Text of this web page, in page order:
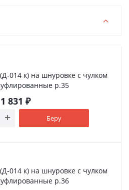
014 к) на шнуровке с чулком
р.35
1 831 ₽
Беру
014 к) на шнуровке с чулком
р.36